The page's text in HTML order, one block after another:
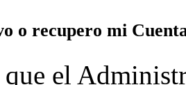
o recupero mi
que el